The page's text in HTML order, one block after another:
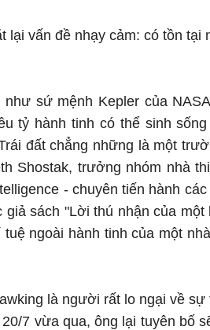
lại vấn đề nhạy cảm: có tồn tại
sứ mệnh Kepler của
tỷ hành tinh có thể sinh
đất chẳng những là một
Shostak, trưởng nhóm nhà
- chuyên tiến hành
sách "Lời thú nhận của một
ngoài hành tinh của một
là người rất lo ngại về sự
7 vừa qua, ông lại tuyên bố